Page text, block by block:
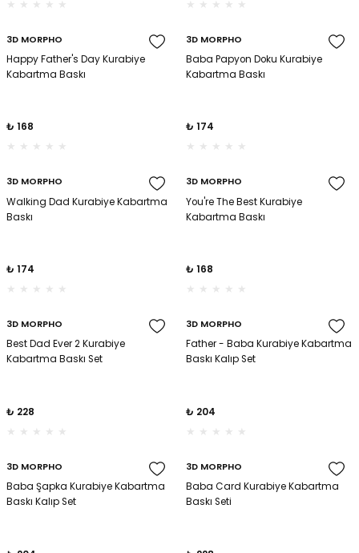
3D MORPHO
Happy Father's Day Kurabiye
Kabartma Baskı
₺ 168
3D MORPHO
Baba Papyon Doku Kurabiye
Kabartma Baskı
₺ 174
3D MORPHO
Walking Dad Kurabiye Kabartma
Baskı
₺ 174
3D MORPHO
You're The Best Kurabiye
Kabartma Baskı
₺ 168
3D MORPHO
Best Dad Ever 2 Kurabiye
Kabartma Baskı Set
₺ 228
3D MORPHO
Father - Baba Kurabiye Kabartma
Baskı Kalıp Set
₺ 204
3D MORPHO
Baba Şapka Kurabiye Kabartma
Baskı Kalıp Set
3D MORPHO
Baba Card Kurabiye Kabartma
Baskı Seti